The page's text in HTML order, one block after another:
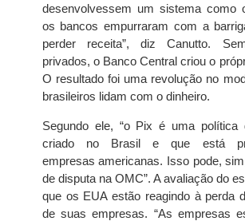
desenvolvessem um sistema como
os bancos empurraram com a
perder receita”, diz Canutto.
privados, o Banco Central criou o
O resultado foi uma revolução no
brasileiros lidam com o dinheiro.
Segundo ele, “o Pix é uma política
criado no Brasil e que está
empresas americanas. Isso pode,
de disputa na OMC”. A avaliação do
que os EUA estão reagindo à perda
de suas empresas. “As empresas